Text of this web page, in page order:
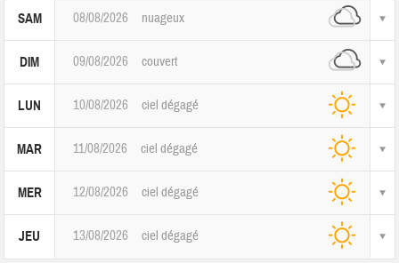
SAM 08/08/2026 nuageux
DIM 09/08/2026 couvert
LUN 10/08/2026 ciel dégagé
MAR 11/08/2026 ciel dégagé
MER 12/08/2026 ciel dégagé
JEU 13/08/2026 ciel dégagé